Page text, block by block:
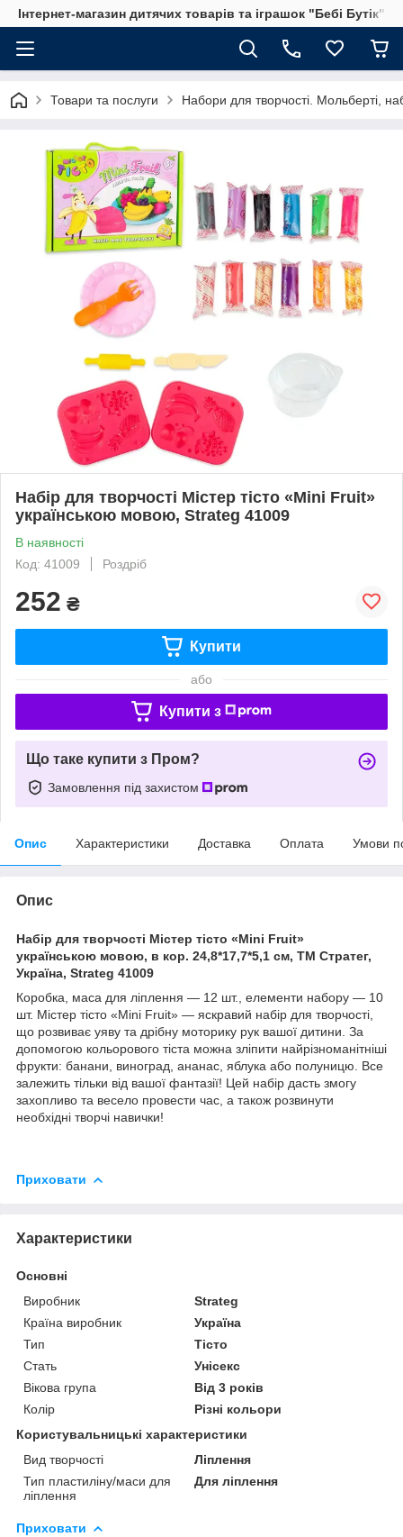
Інтернет-магазин дитячих товарів та іграшок "Бебі Бутік"
Товари та послуги Набори для творчості. Мольберті,
Набір для творчості Містер тісто «Mini Fruit»
українською мовою, Strateg 41009
В наявності
Код: 41009
Роздріб
252 ₴
Купити
або
Купити з
Що таке купити з Пром?
Замовлення під захистом
Опис Характеристики Доставка Оплата Умови
Опис
Набір для творчості Містер тісто «Mini Fruit»
українською мовою, в кор. 24,8*17,7*5,1 см, ТМ Стратег,
Україна, Strateg 41009
Коробка, маса для ліплення — 12 шт., елементи набору — 10
шт. Містер тісто «Mini Fruit» — яскравий набір для творчості,
що розвиває уяву та дрібну моторику рук вашої дитини. За
допомогою кольорового тіста можна зліпити найрізноманітніші
фрукти: банани, виноград, ананас, яблука або полуницю. Все
залежить тільки від вашої фантазії! Цей набір дасть змогу
захопливо та весело провести час, а також розвинути
необхідні творчі навички!
Приховати
Характеристики
Основні
Виробник
Strateg
Країна виробник
Україна
Тип
Тісто
Стать
Унісекс
Вікова група
Від 3 років
Колір
Різні кольори
Користувальницькі характеристики
Вид творчості
Ліплення
Тип пластиліну/маси для
ліплення
Для ліплення
Приховати